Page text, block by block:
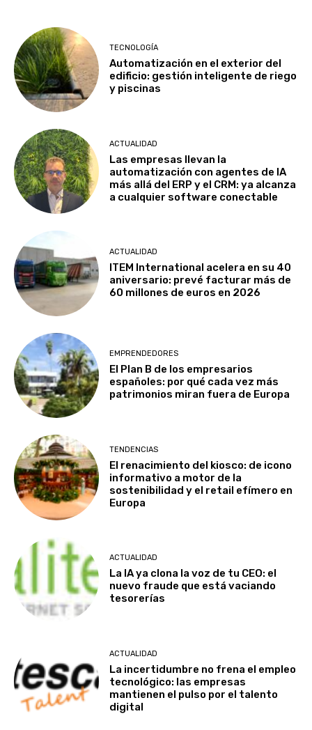
TECNOLOGÍA
Automatización en el exterior del
edificio: gestión inteligente de riego
y piscinas
ACTUALIDAD
Las empresas llevan la
automatización con agentes de IA
más allá del ERP y el CRM: ya alcanza
a cualquier software conectable
ACTUALIDAD
ITEM International acelera en su 40
aniversario: prevé facturar más de
60 millones de euros en 2026
EMPRENDEDORES
El Plan B de los empresarios
españoles: por qué cada vez más
patrimonios miran fuera de Europa
TENDENCIAS
El renacimiento del kiosco: de icono
informativo a motor de la
sostenibilidad y el retail efímero en
Europa
ACTUALIDAD
La IA ya clona la voz de tu CEO: el
nuevo fraude que está vaciando
tesorerías
ACTUALIDAD
La incertidumbre no frena el empleo
tecnológico: las empresas
mantienen el pulso por el talento
digital